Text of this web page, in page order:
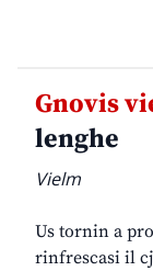
Gnovis
lenghe
Vielm
Us tornin a
rinfrescasi il